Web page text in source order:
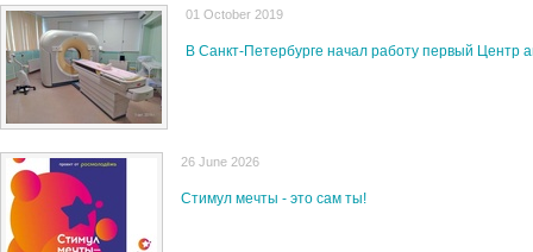
01 October 2019
В Санкт-Петербурге начал работу первый
26 June 2026
Стимул мечты - это сам ты!